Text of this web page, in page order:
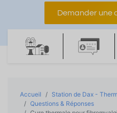
Demander une
Accueil
Station de Dax -
Questions & Réponses